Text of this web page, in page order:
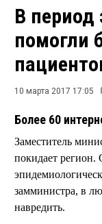
В
помогли
10 марта 2017 17:05
Более 60
Заместитель
покидает регион.
замминистра, в
навредить.